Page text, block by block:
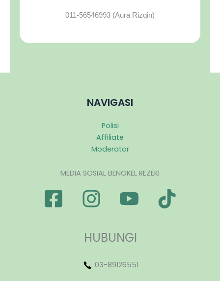
011-56546993 (Aura Rizqin)
NAVIGASI
Polisi
Affiliate
Moderator
MEDIA SOSIAL BENGKEL REZEKI
HUBUNGI
03-89126551